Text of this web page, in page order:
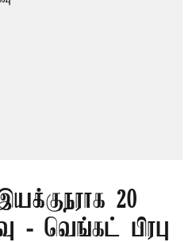
20
- வெங்கட் பிரபு